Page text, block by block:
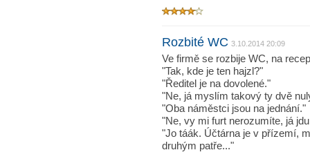
Rozbité WC 3.10.2014 20:09
Ve firmě se rozbije WC, na
"Tak, kde je ten hajzl?"
"Ředitel je na dovolené."
"Ne, já myslím takový ty dvě
"Oba náměstci jsou na jednání."
"Ne, vy mi furt nerozumíte, já
"Jo táák. Účtárna je v přízemí,
druhým patře..."